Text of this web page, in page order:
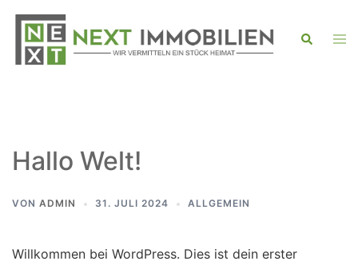
Inhalt
springen
Suche
Hallo Welt!
VON ADMIN 31. JULI 2024 ALLGEMEIN
Willkommen bei WordPress. Dies ist dein erster